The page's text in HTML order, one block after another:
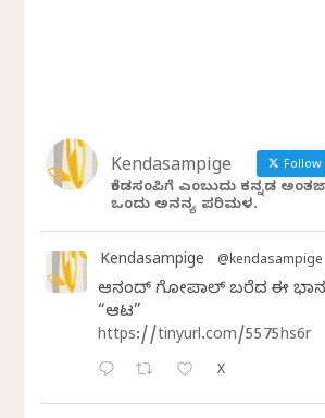
Kendasampige Follow
ಕೆಂಡಸಂಪಿಗೆ ಎಂಬುದು ಕನ್ನಡ
ಒಂದು ಅನನ್ಯ ಪರಿಮಳ.
Kendasampige @kendasampige
ಆನಂದ್‌ ಗೋಪಾಲ್‌ ಬರೆದ ಈ
“ಆಟ”
https://tinyurl.com/5575hs6r
X